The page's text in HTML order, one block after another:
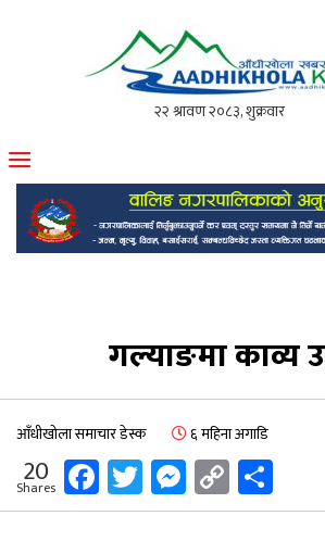
मोफसलकै लोकप्रिय अनलाइन पत्रिका
गल्याङमा काव्य
आँधीखोला समाचार डेस्क ६ महिना अगाडि
20
Shares Facebook
Twitter
Messenger
Copy
Link